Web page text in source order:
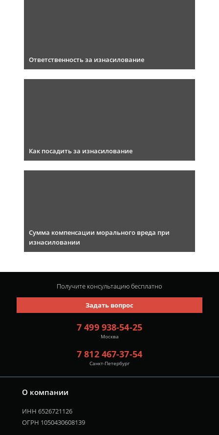
Ответственность за изнасилование
Как посадить за изнасилование
Сумма компенсации морального вреда при
изнасиловании
О компании
ИНН 6526721126
ОГРН 1050430608139
7 499 938-54-25
Москва
7 812 467-37-54
Санкт-Петербург
Задать вопрос
Получите консультациюбесплатно